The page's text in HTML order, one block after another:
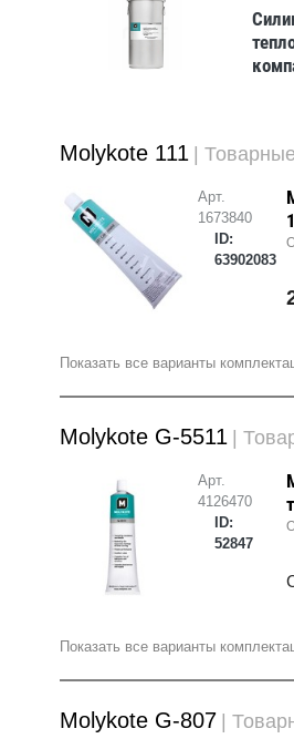
Molykote 111 |
Арт.
1673840
ID:
63902083
Показать все варианты
Molykote G-5511 |
Арт.
4126470
ID:
52847
Показать все варианты
Molykote G-807 |